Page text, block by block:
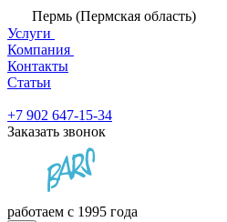
Пермь (Пермская область)
Услуги
Компания
Контакты
Статьи
+7 902 647-15-34
Заказать звонок
работаем с 1995 года